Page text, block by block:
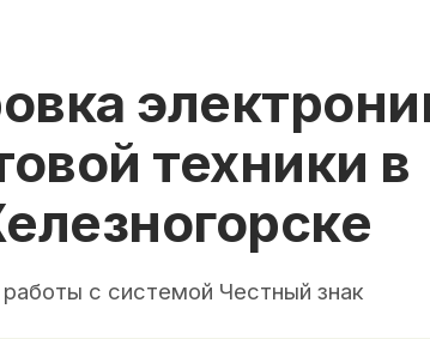
техники в
работы с системой Честный знак